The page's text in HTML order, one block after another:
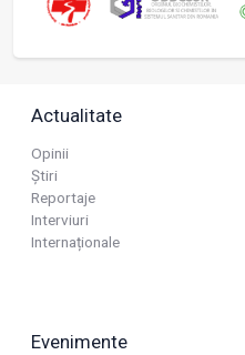
Actualitate
Opinii
Știri
Reportaje
Interviuri
Internaționale
Evenimente